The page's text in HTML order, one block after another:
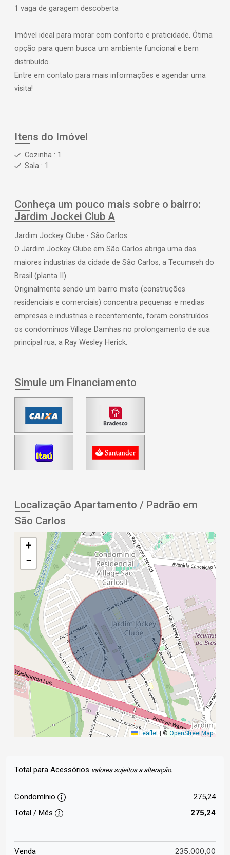
1 vaga de garagem descoberta
Imóvel ideal para morar com conforto e praticidade. Ótima
opção para quem busca um ambiente funcional e bem
distribuído.
Entre em contato para mais informações e agendar uma
visita!
Itens do Imóvel
Cozinha : 1
Sala : 1
Conheça um pouco mais sobre o bairro:
Jardim Jockei Club A
Jardim Jockey Clube - São Carlos
O Jardim Jockey Clube em São Carlos abriga uma das
maiores industrias da cidade de São Carlos, a Tecumseh do
Brasil (planta II).
Originalmente sendo um bairro misto (construções
residenciais e comerciais) concentra pequenas e medias
empresas e industrias e recentemente, foram construídos
os condomínios Village Damhas no prolongamento de sua
principal rua, a Ray Wesley Herick.
Simule um Financiamento
Localização Apartamento / Padrão em
São Carlos
+
−
Leaflet © OpenStreetMap
Total para Acessórios valores sujeitos a alteração.
Condomínio
275,24
Total / Mês
275,24
Venda 235.000,00